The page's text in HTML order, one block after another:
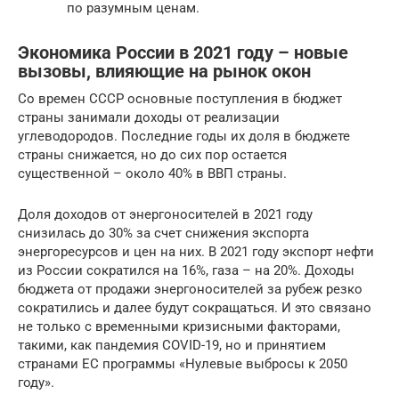
по разумным ценам.
Экономика России в 2021 году – новые
вызовы, влияющие на рынок окон
Со времен СССР основные поступления в бюджет
страны занимали доходы от реализации
углеводородов. Последние годы их доля в бюджете
страны снижается, но до сих пор остается
существенной – около 40% в ВВП страны.
Доля доходов от энергоносителей в 2021 году
снизилась до 30% за счет снижения экспорта
энергоресурсов и цен на них. В 2021 году экспорт нефти
из России сократился на 16%, газа – на 20%. Доходы
бюджета от продажи энергоносителей за рубеж резко
сократились и далее будут сокращаться. И это связано
не только с временными кризисными факторами,
такими, как пандемия COVID-19, но и принятием
странами ЕС программы «Нулевые выбросы к 2050
году».